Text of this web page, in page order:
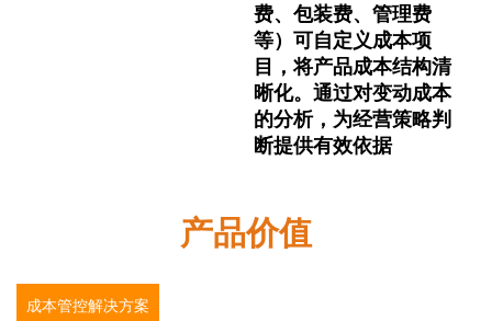
费、包装费、管理费
等）可自定义成本项
目，将产品成本结构清
晰化。通过对变动成本
的分析，为经营策略判
断提供有效依据
产品价值
成本管控解决方案